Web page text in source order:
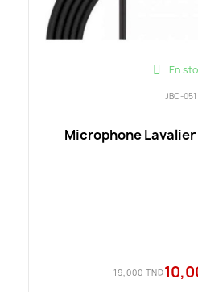
En
JBC-051
Microphone Lavalier
19,000 TND